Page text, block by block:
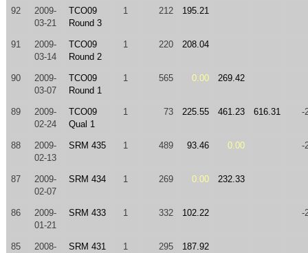
92
2009-
03-21
TCO09
Round 3
1 212 195.21
91
2009-
03-14
TCO09
Round 2
1 220 208.04
90
2009-
03-07
TCO09
Round 1
1 565 0.00 269.42
89
2009-
02-24
TCO09
Qual 1
1 73 225.55 461.23 616.31 -
88
2009-
02-13
SRM 435 1 489 93.46 0.00 -
87
2009-
02-07
SRM 434 1 269 0.00 232.33
86
2009-
01-21
SRM 433 1 332 102.22 -
85
2008-
SRM 431 1 295 187.92